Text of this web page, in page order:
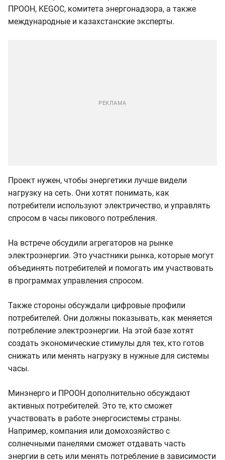
ПРООН, KEGOC, комитета энергонадзора, а также
международные и казахстанские эксперты.
Проект нужен, чтобы энергетики лучше видели
нагрузку на сеть. Они хотят понимать, как
потребители используют электричество, и управлять
спросом в часы пикового потребления.
На встрече обсудили агрегаторов на рынке
электроэнергии. Это участники рынка, которые могут
объединять потребителей и помогать им участвовать
в программах управления спросом.
Также стороны обсуждали цифровые профили
потребителей. Они должны показывать, как меняется
потребление электроэнергии. На этой базе хотят
создать экономические стимулы для тех, кто готов
снижать или менять нагрузку в нужные для системы
часы.
Минэнерго и ПРООН дополнительно обсуждают
активных потребителей. Это те, кто сможет
участвовать в работе энергосистемы страны.
Например, компания или домохозяйство с
солнечными панелями сможет отдавать часть
энергии в сеть или менять потребление в зависимости